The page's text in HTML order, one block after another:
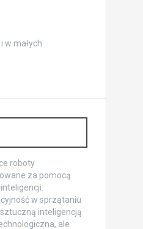
w małych
roboty
za pomocą
w sprzątaniu
inteligencją
ale